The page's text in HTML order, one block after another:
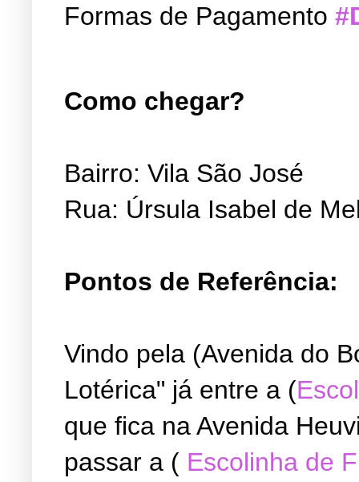
Formas de Pagamento
Como chegar?
Bairro: Vila São José
Rua: Úrsula Isabel de
Pontos de Referência:
Vindo pela (Avenida do
Lotérica" já entre a (
que fica na Avenida
passar a ( Escolinha de